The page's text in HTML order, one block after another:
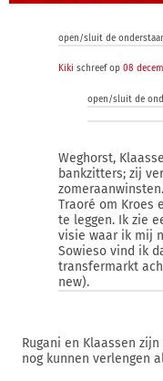
open/sluit de
Kiki schreef op 08
open/sluit de
Weghorst,
bankzitters; zij
Traoré om Kroes
te leggen. Ik zie
visie waar ik mij
Sowieso vind ik
transfermarkt
new).
Rugani en Klaassen
nog kunnen verlengen